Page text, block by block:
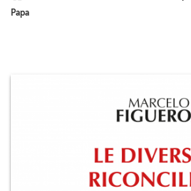
MONDO
RIVISTE
Papa